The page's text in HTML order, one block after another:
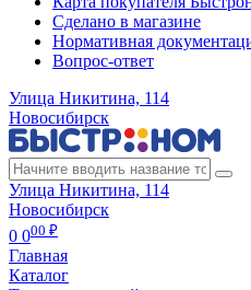
Сделано в магазине
Нормативная
Вопрос-ответ
Улица Никитина, 114
Новосибирск
Улица Никитина, 114
Новосибирск
0 000 ₽
Главная
Каталог